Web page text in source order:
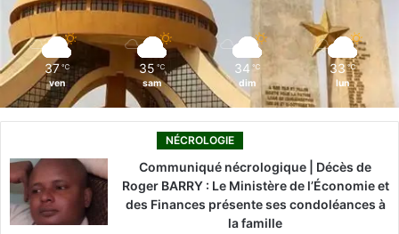
k
n
37 ℃
ven
35 ℃
sam
34 ℃
dim
33 ℃
lun
NÉCROLOGIE
Communiqué nécrologique | Décès de
Roger BARRY : Le Ministère de l’Économie et
des Finances présente ses condoléances à
la famille